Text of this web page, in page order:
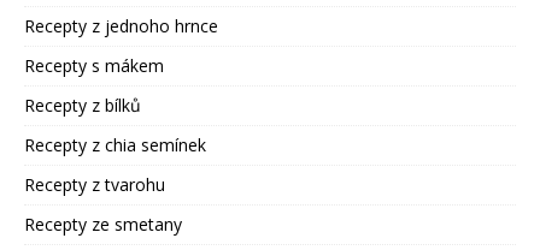
Recepty z jednoho hrnce
Recepty s mákem
Recepty z bílků
Recepty z chia semínek
Recepty z tvarohu
Recepty ze smetany